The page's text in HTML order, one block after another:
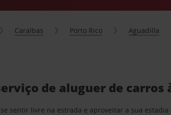
Caraíbas Porto Rico
Aguadilla
de aluguer de carros
sentir livre na estrada e aproveitar a sua